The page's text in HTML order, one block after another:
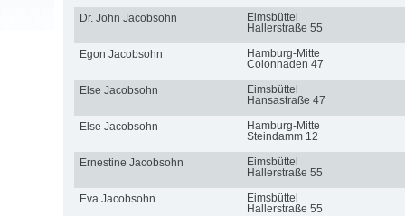
Dr. John Jacobsohn
Eimsbüttel
Hallerstraße 55
Egon Jacobsohn
Hamburg-Mitte
Colonnaden 47
Else Jacobsohn
Eimsbüttel
Hansastraße 47
Else Jacobsohn
Hamburg-Mitte
Steindamm 12
Ernestine Jacobsohn
Eimsbüttel
Hallerstraße 55
Eva Jacobsohn
Eimsbüttel
Hallerstraße 55